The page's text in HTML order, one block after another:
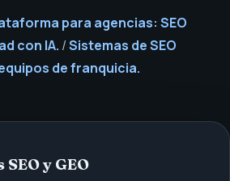
para agencias: SEO
con IA. /Sistemas de SEO
de franquicia.
y GEO